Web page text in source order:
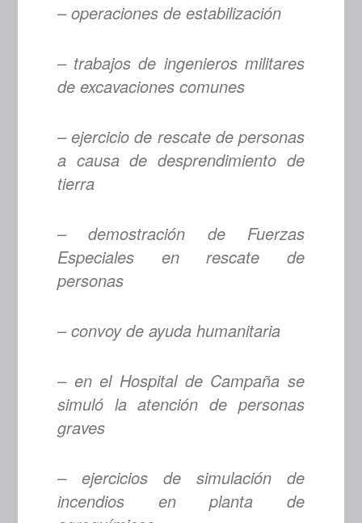
– operaciones de estabilización
– trabajos de ingenieros militares
de excavaciones comunes
– ejercicio de rescate de personas
a causa de desprendimiento de
tierra
– demostración de Fuerzas
Especiales en rescate de
personas
– convoy de ayuda humanitaria
– en el Hospital de Campaña se
simuló la atención de personas
graves
– ejercicios de simulación de
incendios en planta de